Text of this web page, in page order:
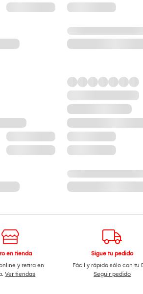
en tienda
y retira en
Ver tiendas
Sigue tu pedido
Fácil y rápido sólo con tu
Seguir pedido